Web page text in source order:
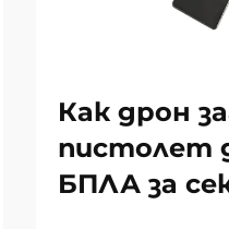
Как дрон
пистолет
БПЛА за